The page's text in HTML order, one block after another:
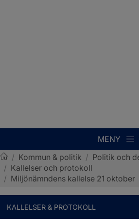
MENY
Sotenäs kommun
/ Kommun & politik / Politik och
/ Kallelser och protokoll
/ Miljönämndens kallelse 21 oktober
KALLELSER & PROTOKOLL